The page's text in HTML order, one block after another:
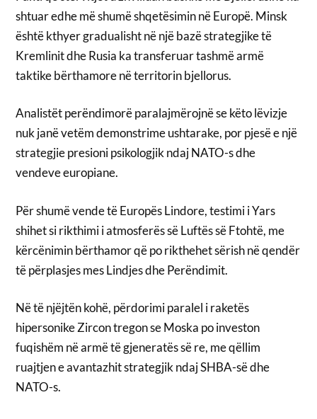
shtuar edhe më shumë shqetësimin në Europë. Minsk
është kthyer gradualisht në një bazë strategjike të
Kremlinit dhe Rusia ka transferuar tashmë armë
taktike bërthamore në territorin bjellorus.
Analistët perëndimorë paralajmërojnë se këto lëvizje
nuk janë vetëm demonstrime ushtarake, por pjesë e një
strategjie presioni psikologjik ndaj NATO-s dhe
vendeve europiane.
Për shumë vende të Europës Lindore, testimi i Yars
shihet si rikthimi i atmosferës së Luftës së Ftohtë, me
kërcënimin bërthamor që po rikthehet sërish në qendër
të përplasjes mes Lindjes dhe Perëndimit.
Në të njëjtën kohë, përdorimi paralel i raketës
hipersonike Zircon tregon se Moska po investon
fuqishëm në armë të gjeneratës së re, me qëllim
ruajtjen e avantazhit strategjik ndaj SHBA-së dhe
NATO-s.